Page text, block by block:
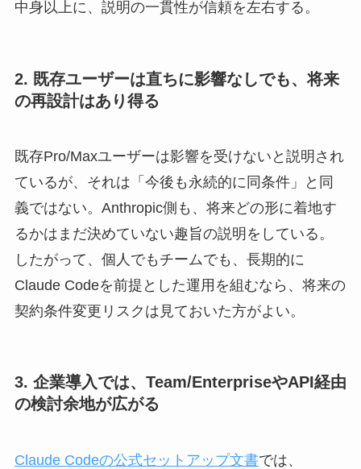
中身以上に、説明の一貫性が信頼を左右する。
2. 既存ユーザーは直ちに影響なしでも、将来
の再設計はあり得る
既存Pro/Maxユーザーは影響を受けないと説明され
ているが、それは「今後も永続的に同条件」と同
義ではない。Anthropic側も、将来どの形に着地す
るかはまだ決めていない趣旨の説明をしている。
したがって、個人でもチームでも、長期的に
Claude Codeを前提とした運用を組むなら、将来の
契約条件変更リスクは見ておいた方がよい。
3. 企業導入では、Team/EnterpriseやAPI経由
の検討余地が広がる
Claude Codeの公式セットアップ文書では、